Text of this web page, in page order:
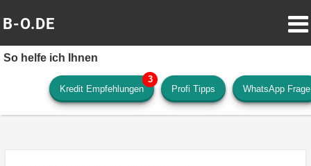
B-O.DE
So helfe ich Ihnen
Kredit Empfehlungen Profi Tipps WhatsApp Frage